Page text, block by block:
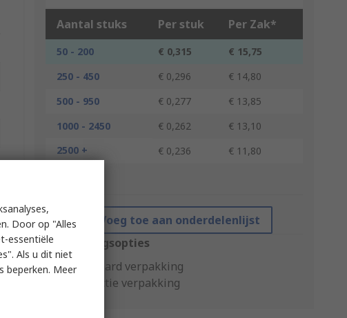
Aantal stuks Per stuk Per Zak*
50 - 200 € 0,315
€ 15,75
250 - 450
€ 0,296
€ 14,80
500 - 950
€ 0,277
€ 13,85
1000 - 2450
€ 0,262
€ 13,10
2500 +
€ 0,236 € 11,80
Voeg toe aan onderdelenlijst
Verpakkingsopties
Standaard verpakking
Productie verpakking
Door op "Alles
essentiële
Als u dit niet
beperken. Meer